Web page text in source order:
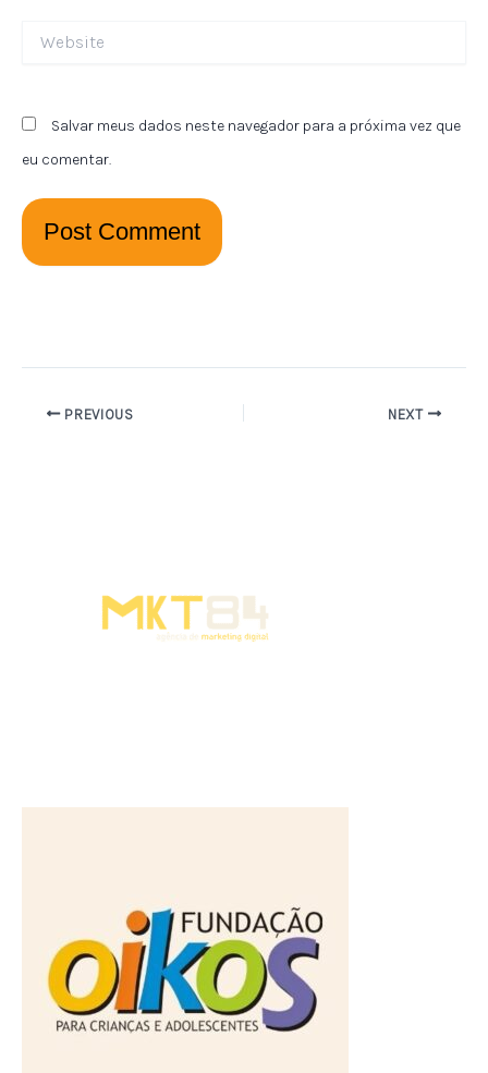
Salvar meus dados neste navegador para a próxima vez que
eu comentar.
PREVIOUS NEXT